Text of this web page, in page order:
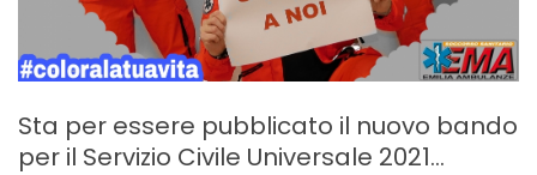
Sta per essere pubblicato il nuovo bando
per il Servizio Civile Universale 2021…